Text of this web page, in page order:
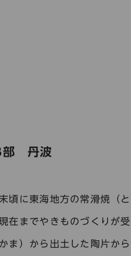
丹波
頃に東海地方の常滑焼（
在までやきものづくりが
ま）から出土した陶片か